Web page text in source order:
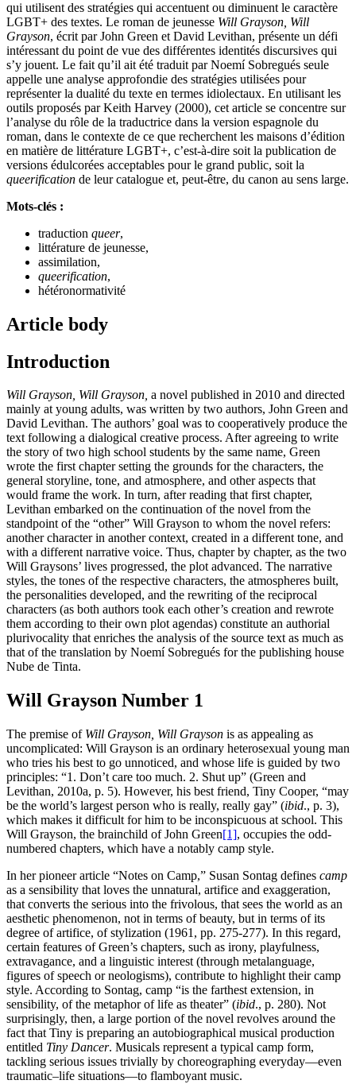
qui utilisent des stratégies qui accentuent ou diminuent le caractère
LGBT+ des textes. Le roman de jeunesse Will Grayson, Will
Grayson, écrit par John Green et David Levithan, présente un défi
intéressant du point de vue des différentes identités discursives qui
s’y jouent. Le fait qu’il ait été traduit par Noemí Sobregués seule
appelle une analyse approfondie des stratégies utilisées pour
représenter la dualité du texte en termes idiolectaux. En utilisant les
outils proposés par Keith Harvey (2000), cet article se concentre sur
l’analyse du rôle de la traductrice dans la version espagnole du
roman, dans le contexte de ce que recherchent les maisons d’édition
en matière de littérature LGBT+, c’est-à-dire soit la publication de
versions édulcorées acceptables pour le grand public, soit la
queerification de leur catalogue et, peut-être, du canon au sens large.
Mots-clés :
traduction queer,
littérature de jeunesse,
assimilation,
queerification,
hétéronormativité
Article body
Introduction
Will Grayson, Will Grayson, a novel published in 2010 and directed
mainly at young adults, was written by two authors, John Green and
David Levithan. The authors’ goal was to cooperatively produce the
text following a dialogical creative process. After agreeing to write
the story of two high school students by the same name, Green
wrote the first chapter setting the grounds for the characters, the
general storyline, tone, and atmosphere, and other aspects that
would frame the work. In turn, after reading that first chapter,
Levithan embarked on the continuation of the novel from the
standpoint of the “other” Will Grayson to whom the novel refers:
another character in another context, created in a different tone, and
with a different narrative voice. Thus, chapter by chapter, as the two
Will Graysons’ lives progressed, the plot advanced. The narrative
styles, the tones of the respective characters, the atmospheres built,
the personalities developed, and the rewriting of the reciprocal
characters (as both authors took each other’s creation and rewrote
them according to their own plot agendas) constitute an authorial
plurivocality that enriches the analysis of the source text as much as
that of the translation by Noemí Sobregués for the publishing house
Nube de Tinta.
Will Grayson Number 1
The premise of Will Grayson, Will Grayson is as appealing as
uncomplicated: Will Grayson is an ordinary heterosexual young man
who tries his best to go unnoticed, and whose life is guided by two
principles: “1. Don’t care too much. 2. Shut up” (Green and
Levithan, 2010a, p. 5). However, his best friend, Tiny Cooper, “may
be the world’s largest person who is really, really gay” (ibid., p. 3),
which makes it difficult for him to be inconspicuous at school. This
Will Grayson, the brainchild of John Green[1], occupies the odd-
numbered chapters, which have a notably camp style.
In her pioneer article “Notes on Camp,” Susan Sontag defines camp
as a sensibility that loves the unnatural, artifice and exaggeration,
that converts the serious into the frivolous, that sees the world as an
aesthetic phenomenon, not in terms of beauty, but in terms of its
degree of artifice, of stylization (1961, pp. 275-277). In this regard,
certain features of Green’s chapters, such as irony, playfulness,
extravagance, and a linguistic interest (through metalanguage,
figures of speech or neologisms), contribute to highlight their camp
style. According to Sontag, camp “is the farthest extension, in
sensibility, of the metaphor of life as theater” (ibid., p. 280). Not
surprisingly, then, a large portion of the novel revolves around the
fact that Tiny is preparing an autobiographical musical production
entitled Tiny Dancer. Musicals represent a typical camp form,
tackling serious issues trivially by choreographing everyday—even
traumatic–life situations—to flamboyant music.